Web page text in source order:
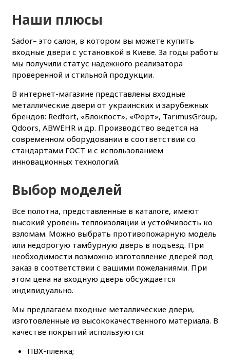
Наши плюсы
Sador– это салон, в котором вы можете купить
входные двери с установкой в Киеве. За годы работы
мы получили статус надежного реализатора
проверенной и стильной продукции.
В интернет-магазине представлены входные
металлические двери от украинских и зарубежных
брендов: Redfort, «Блокпост», «Форт», TarimusGroup,
Qdoors, ABWEHR и др. Производство ведется на
современном оборудовании в соответствии со
стандартами ГОСТ и с использованием
инновационных технологий.
Выбор моделей
Все полотна, представленные в каталоге, имеют
высокий уровень теплоизоляции и устойчивость ко
взломам. Можно выбрать противопожарную модель
или недорогую тамбурную дверь в подъезд. При
необходимости возможно изготовление дверей под
заказ в соответствии с вашими пожеланиями. При
этом цена на входную дверь обсуждается
индивидуально.
Мы предлагаем входные металлические двери,
изготовленные из высококачественного материала. В
качестве покрытий используются:
ПВХ-пленка;